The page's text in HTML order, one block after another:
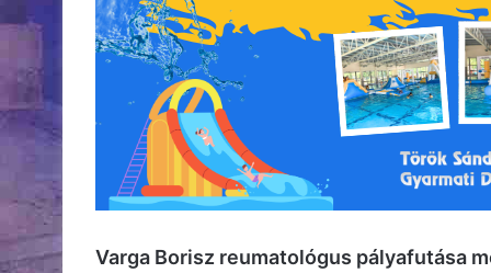
Varga Borisz reumatológus pályafutása